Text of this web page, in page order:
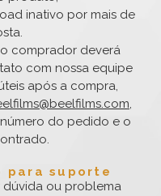
inativo por mais de
o comprador deverá
com nossa equipe
após a compra,
,
do pedido e o
para suporte
dúvida ou problema